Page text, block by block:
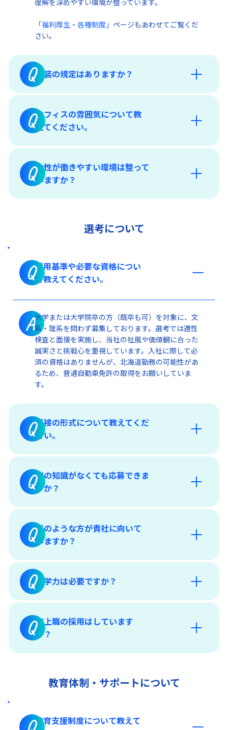
理解を深めやすい環境が整っています。
「福利厚生・各種制度」 ページもあわせてご覧くだ
さい。
Q服装の規定はありますか？
Qオフィスの雰囲気について教
えてください。
Q女性が働きやすい環境は整って
いますか？
「福利厚生・各種制度」
選考について
Q採用基準や必要な資格につい
て教えてください。
A大学または大学院卒の方（既卒も可）を対象に、文
系・理系を問わず募集しております。選考では適性
検査と面接を実施し、当社の社風や価値観に合った
誠実さと挑戦心を重視しています。入社に際して必
須の資格はありませんが、北海道勤務の可能性があ
るため、普通自動車免許の取得をお願いしていま
す。
Q面接の形式について教えてくだ
さい。
Q船の知識がなくても応募できま
すか？
Qどのような方が貴社に向いて
いますか？
Q語学力は必要ですか？
Q海上職の採用はしています
か？
教育体制・サポートについて
教育支援制度について教えて